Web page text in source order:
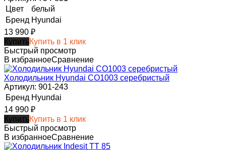
Цвет
белый
Бренд Hyundai
13 990 ₽
КупитьКупить в 1 клик
Быстрый просмотр
В избранноеСравнение
Холодильник Hyundai CO1003 серебристый
Артикул: 901-243
Бренд Hyundai
14 990 ₽
КупитьКупить в 1 клик
Быстрый просмотр
В избранноеСравнение